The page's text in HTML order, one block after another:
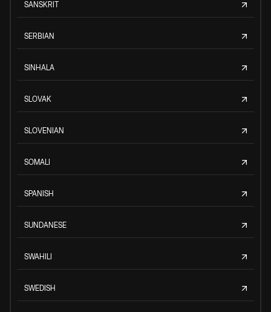
SANSKRIT
SERBIAN
SINHALA
SLOVAK
SLOVENIAN
SOMALI
SPANISH
SUNDANESE
SWAHILI
SWEDISH